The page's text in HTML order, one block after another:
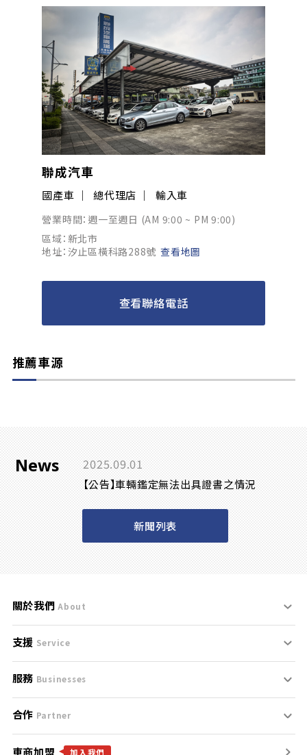
聯成汽車
國產車 總代理店 輸入車
營業時間：週一至週日 (AM 9:00 ~ PM 9:00)
區域：新北市
地址：汐止區橫科路288號 查看地圖
查看聯絡電話
推薦車源
News 2025.09.01
【公告】車輛鑑定無法出具證書之情況
新聞列表
關於我們 About
刊登規範
服務條款
免責聲明
支援 Service
支援中心
聯絡我們
服務 Businesses
什麼是Goo鑑定？
合作 Partner
合作夥伴
車商加盟 加入我們